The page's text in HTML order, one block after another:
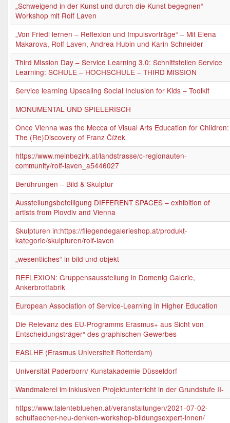
„Schweigend in der Kunst und durch die Kunst begegnen“
Workshop mit Rolf Laven
„Von Friedl lernen – Reflexion und Impulsvorträge“ – Mit Elena
Makarova, Rolf Laven, Andrea Hubin und Karin Schneider
Third MIssion Day – Service Learning 3.0: Schnittstellen Service
Learning: SCHULE – HOCHSCHULE – THIRD MISSION
Service learning Upscaling Social Inclusion for Kids – Toolkit
MONUMENTAL UND SPIELERISCH
Once Vienna was the Mecca of Visual Arts Education for Children:
The (Re)Discovery of Franz Čížek
https://www.meinbezirk.at/landstrasse/c-regionauten-
community/rolf-laven_a5446027
Berührungen – Bild & Skulptur
Ausstellungsbeteiligung DIFFERENT SPACES – exhibition of
artists from Plovdiv and Vienna
Skulpturen in:https://fliegendegalerieshop.at/produkt-
kategorie/skulpturen/rolf-laven
„wesentliches“ in bild und objekt
REFLEXION: Gruppensausstellung in Domenig Galerie,
Ankerbrotfabrik
European Association of Service-Learning in Higher Education
Die Relevanz des EU-Programms Erasmus+ aus Sicht von
Entscheidungsträger* des graphischen Gewerbes
EASLHE (Erasmus Universiteit Rotterdam)
Universität Paderborn/ Kunstakademie Düsseldorf
Wandmalerei im inklusiven Projektunterricht in der Grundstufe II-
https://www.talentebluehen.at/veranstaltungen/2021-07-02-
schulfaecher-neu-denken-workshop-bildungsexpert-innen/